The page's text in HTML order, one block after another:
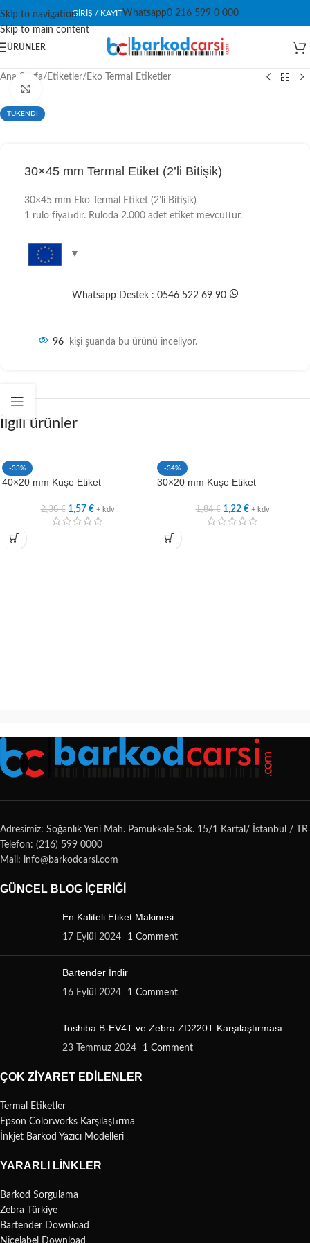
Skip to navigation
Skip to main content
GIRIŞ / KAYITWhatsapp0 216 599 0 000
ÜRÜNLER
Ana Sayfa/ Etiketler/ Eko Termal Etiketler
TÜKENDİ
30×45 mm Termal Etiket (2’li Bitişik)
30×45 mm Eko Termal Etiket (2’li Bitişik)
1 rulo fiyatıdır. Ruloda 2.000 adet etiket mevcuttur.
Whatsapp Destek : 0546 522 69 90
96 kişi şuanda bu ürünü inceliyor.
İlgili ürünler
-33%
40×20 mm Kuşe Etiket
2,36€ 1,57 € + kdv
-34%
30×20 mm Kuşe Etiket
1,84€ 1,22 € + kdv
Adresimiz: Soğanlık Yeni Mah. Pamukkale Sok. 15/1 Kartal/ İstanbul / TR
Telefon: (216) 599 0000
Mail: info@barkodcarsi.com
GÜNCEL BLOG İÇERIĞI
En Kaliteli Etiket Makinesi
17 Eylül 2024 1 Comment
Bartender İndir
16 Eylül 2024 1 Comment
Toshiba B-EV4T ve Zebra ZD220T Karşılaştırması
23 Temmuz 2024 1 Comment
ÇOK ZIYARET EDILENLER
Termal Etiketler
Epson Colorworks Karşılaştırma
İnkjet Barkod Yazıcı Modelleri
YARARLI LINKLER
Barkod Sorgulama
Zebra Türkiye
Bartender Download
Nicelabel Download